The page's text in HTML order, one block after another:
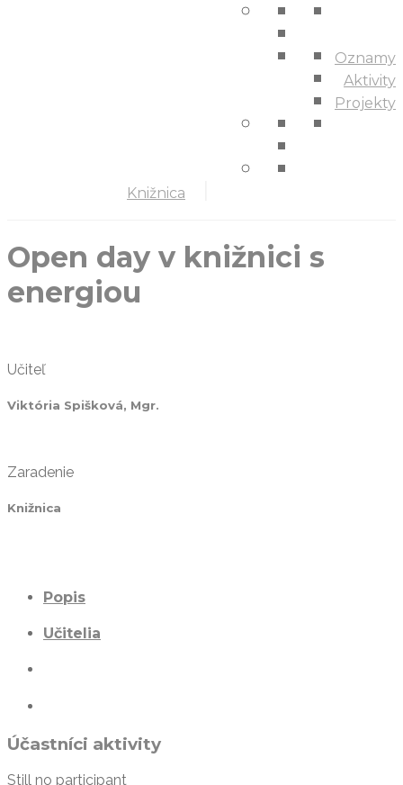
Knižnica
Oznamy
Aktivity
Projekty
Open day v knižnici s
energiou
Učiteľ
Viktória Spišková, Mgr.
Zaradenie
Knižnica
Popis
Učitelia
Účastníci aktivity
Still no participant